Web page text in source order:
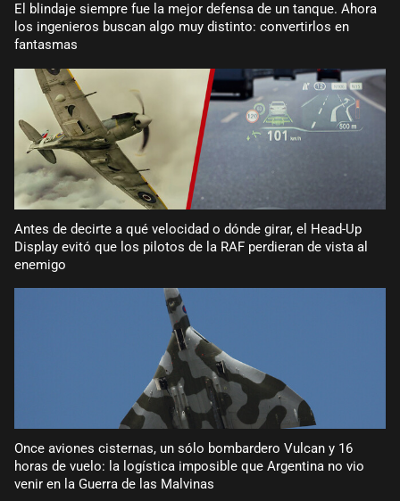
El blindaje siempre fue la mejor defensa de un tanque. Ahora
los ingenieros buscan algo muy distinto: convertirlos en
fantasmas
Antes de decirte a qué velocidad o dónde girar, el Head-Up
Display evitó que los pilotos de la RAF perdieran de vista al
enemigo
Once aviones cisternas, un sólo bombardero Vulcan y 16
horas de vuelo: la logística imposible que Argentina no vio
venir en la Guerra de las Malvinas